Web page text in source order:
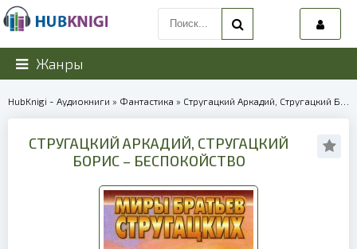
Жанры
HubKnigi - Аудиокниги » Фантастика » Стругацкий Аркадий, Стругацкий Борис – Беспокойство | 40327
СТРУГАЦКИЙ АРКАДИЙ, СТРУГАЦКИЙ
БОРИС – БЕСПОКОЙСТВО